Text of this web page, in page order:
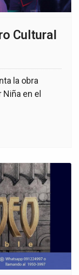
Cultural
la obra
en el